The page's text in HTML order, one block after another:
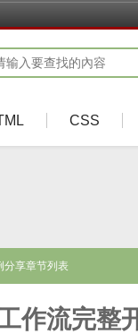
CSS
分享章节列表
作流完整